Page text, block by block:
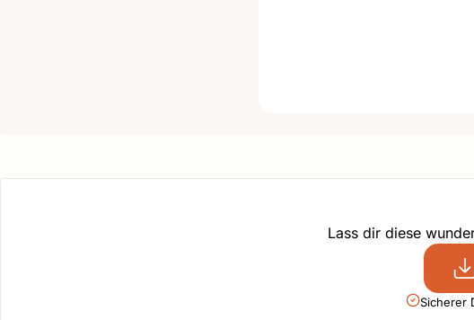
Lass dir diese
Sicherer